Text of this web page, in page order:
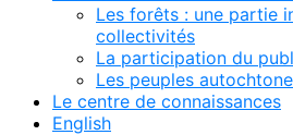
Les forêts : une partie
collectivités
La participation du
Les peuples
Le centre de connaissances
English